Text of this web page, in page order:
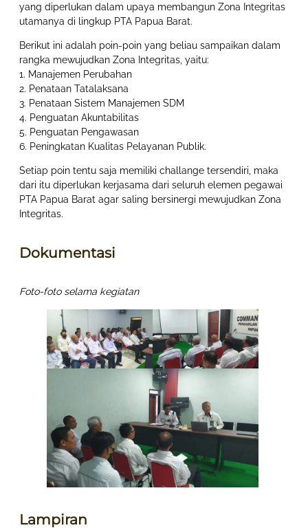
yang diperlukan dalam upaya membangun Zona Integritas
utamanya di lingkup PTA Papua Barat.
Berikut ini adalah poin-poin yang beliau sampaikan dalam
rangka mewujudkan Zona Integritas, yaitu:
1. Manajemen Perubahan
2. Penataan Tatalaksana
3. Penataan Sistem Manajemen SDM
4. Penguatan Akuntabilitas
5. Penguatan Pengawasan
6. Peningkatan Kualitas Pelayanan Publik.
Setiap poin tentu saja memiliki challange tersendiri, maka
dari itu diperlukan kerjasama dari seluruh elemen pegawai
PTA Papua Barat agar saling bersinergi mewujudkan Zona
Integritas.
Dokumentasi
Foto-foto selama kegiatan
Lampiran